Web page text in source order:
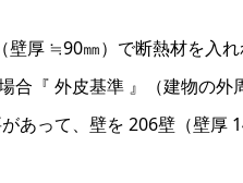
壁厚 ≒90㎜）で断熱材を入
合『 外皮基準 』（建物の外
あって、壁を 206壁（壁厚